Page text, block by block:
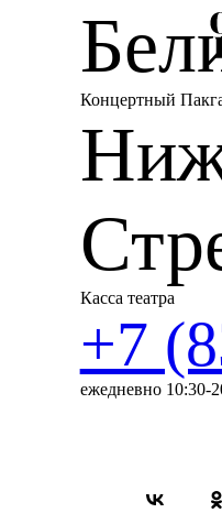
Концертный
Касса театра
+7
ежедневно 10:30-